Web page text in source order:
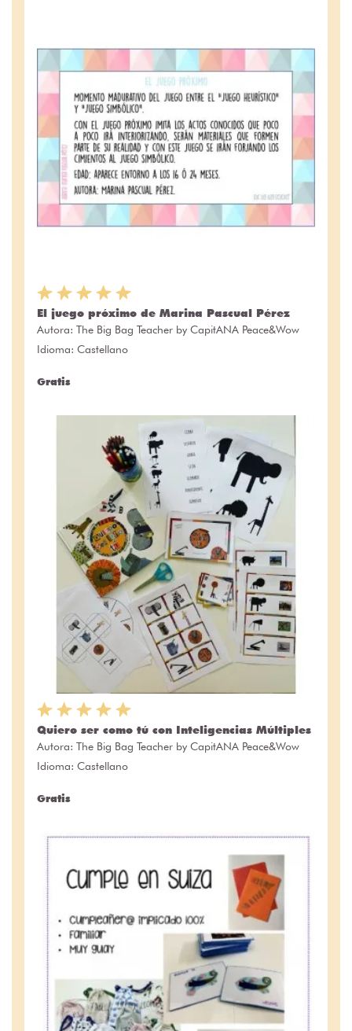
El juego próximo de Marina Pascual Pérez
Autora: The Big Bag Teacher by CapitANA Peace&Wow
Idioma: Castellano
Gratis
Quiero ser como tú con Inteligencias Múltiples
Autora: The Big Bag Teacher by CapitANA Peace&Wow
Idioma: Castellano
Gratis